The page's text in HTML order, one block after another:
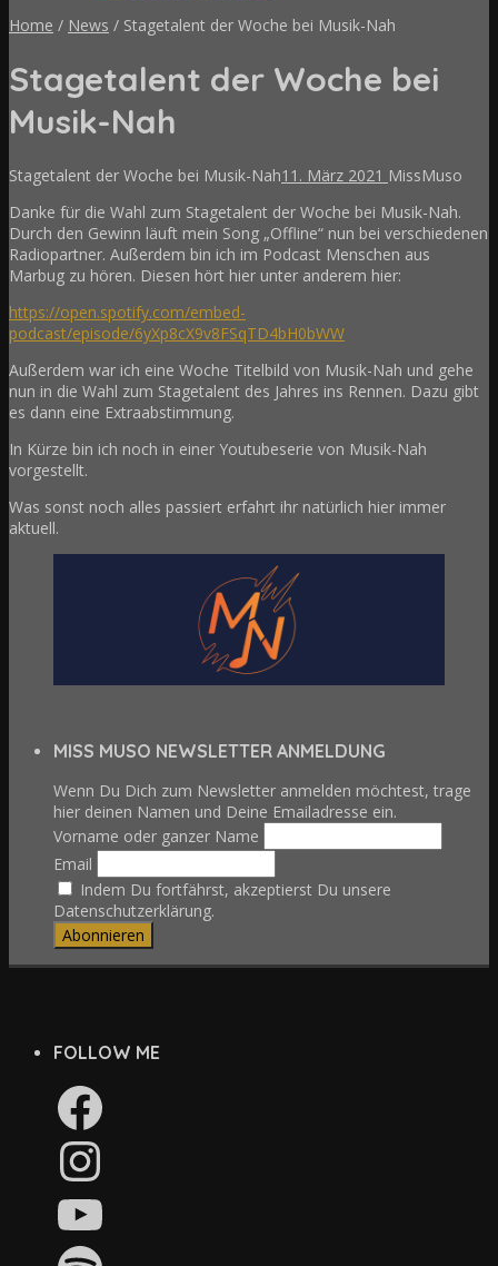
Home / News / Stagetalent der Woche bei Musik-Nah
Stagetalent der Woche bei
Musik-Nah
Stagetalent der Woche bei Musik-Nah11. März 2021 MissMuso
Danke für die Wahl zum Stagetalent der Woche bei Musik-Nah.
Durch den Gewinn läuft mein Song „Offline“ nun bei verschiedenen
Radiopartner. Außerdem bin ich im Podcast Menschen aus
Marbug zu hören. Diesen hört hier unter anderem hier:
https://open.spotify.com/embed-
podcast/episode/6yXp8cX9v8FSqTD4bH0bWW
Außerdem war ich eine Woche Titelbild von Musik-Nah und gehe
nun in die Wahl zum Stagetalent des Jahres ins Rennen. Dazu gibt
es dann eine Extraabstimmung.
In Kürze bin ich noch in einer Youtubeserie von Musik-Nah
vorgestellt.
Was sonst noch alles passiert erfahrt ihr natürlich hier immer
aktuell.
MISS MUSO NEWSLETTER ANMELDUNG
Wenn Du Dich zum Newsletter anmelden möchtest, trage
hier deinen Namen und Deine Emailadresse ein.
Vorname oder ganzer Name
Email
Indem Du fortfährst, akzeptierst Du unsere
Datenschutzerklärung.
FOLLOW ME
Facebook
Instagram
Spotify